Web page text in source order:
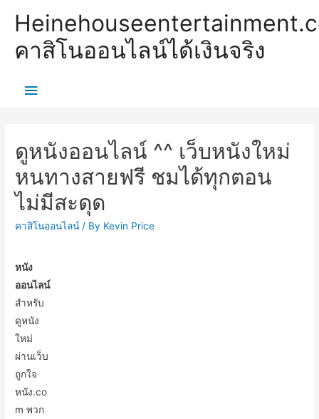
คาสิโนออนไลน์ได้เงินจริง
Main
ดูหนังออนไลน์ ^^ เว็บหนังใหม่
หนทางสายฟรี ชมได้ทุกตอน
ไม่มีสะดุด
คาสิโนออนไลน์ / By Kevin Price
หนัง
ออนไลน์
สำหรับ
ดูหนัง
ใหม่
ผ่านเว็บ
ถูกใจ
หนัง.co
m พวก